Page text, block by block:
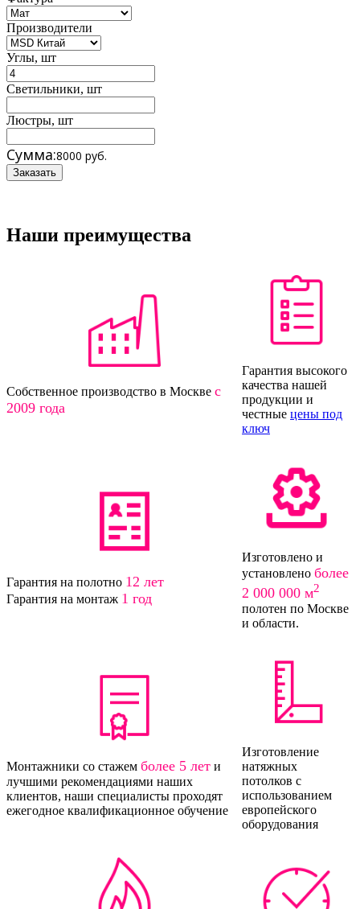
Производители
Углы, шт
Светильники, шт
Люстры, шт
Сумма:8000 руб.
Заказать
Наши преимущества
Собственное производство в Москве с
2009 года
Гарантия высокого
качества нашей
продукции и
честные цены под
ключ
Гарантия на полотно 12 лет
Гарантия на монтаж 1 год
Изготовлено и
установлено более
2 000 000 м2
полотен по Москве
и области.
Монтажники со стажем более 5 лет и
лучшими рекомендациями наших
клиентов, наши специалисты проходят
ежегодное квалификационное обучение
Изготовление
натяжных
потолков с
использованием
европейского
оборудования